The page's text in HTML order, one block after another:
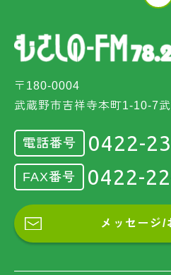
〒180-0004
武蔵野市吉祥寺本町1-10-7
電話番号 0422-
FAX番号 0422-
メッセージ/